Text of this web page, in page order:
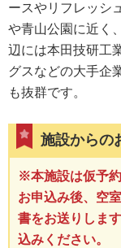
ースやリフレッシ
や青山公園に近く
辺には本田技研工
グスなどの大手企
も抜群です。
施設からの
※本施設は仮予
お申込み後、空
書をお送りしま
込みください。